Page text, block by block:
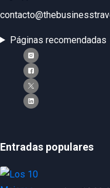
Páginas recomendadas
Entradas populares